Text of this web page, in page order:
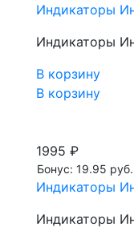
Индикаторы
Индикаторы
В корзину
В корзину
1995 ₽
Бонус: 19.95 руб.
Индикаторы
Индикаторы